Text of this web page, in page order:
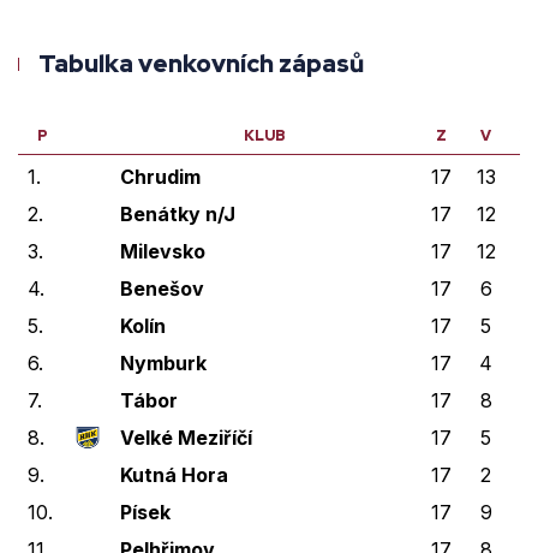
Tabulka venkovních zápasů
P KLUB Z V
1. Chrudim 17 13
2.
Benátky n/J 17 12
3.
Milevsko 17 12
4.
Benešov 17 6
5.
Kolín 17 5
6.
Nymburk 17 4
7.
Tábor 17 8
8.
Velké Meziříčí 17 5
9.
Kutná Hora 17 2
10.
Písek 17 9